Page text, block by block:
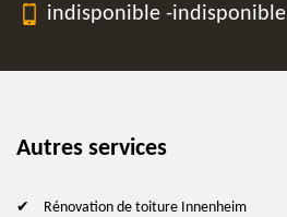
indisponible -indisponible
Autres services
Rénovation de toiture Innenheim